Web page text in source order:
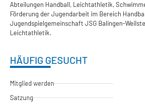
Abteilungen Handball, Leichtathletik,
Förderung der Jugendarbeit im Bereich
Jugendspielgemeinschaft JSG Balingen-
Leichtathletik.
HÄUFIG GESUCHT
Mitglied werden
Satzung